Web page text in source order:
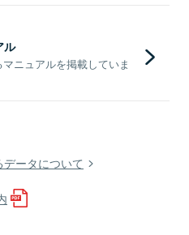
ル
ニュアルを掲載していま
ータについて